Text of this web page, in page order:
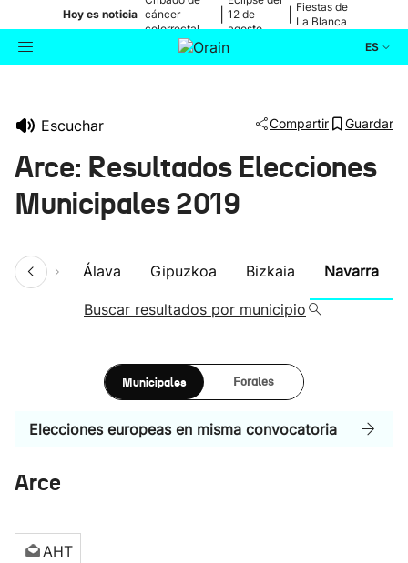
Hoy es noticia cáncer
colorrectal
12 de
agosto
Fiestas de
La Blanca
ES
Cultura
Escuchar Compartir Guardar
Arce: Resultados Elecciones
Municipales 2019
Álava Gipuzkoa Bizkaia Navarra
Buscar resultados por municipio
Municipales Forales
Elecciones europeas en misma convocatoria
Arce
AHT